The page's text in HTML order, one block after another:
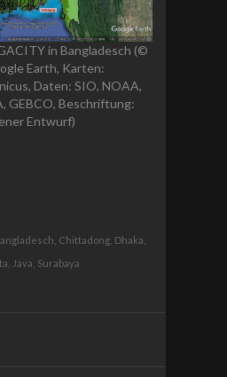
in Bangladesch (©
Earth, Karten:
Daten: SIO, NOAA,
GEBCO, Beschriftung:
Entwurf)
Chittadong, Dhaka,
Java, Surabaya